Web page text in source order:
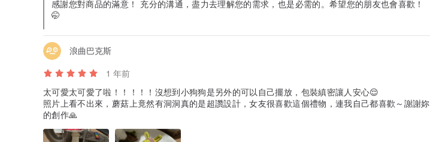
感謝您對商品的滿意！ 充分的溝通，盡力去理解您的需求，也是必需的。希望您的朋友也會喜歡！
🤭
浪曲巴克斯
1 年前
太可愛太可愛了啦！！！！！沒想到小狗狗是另外的可以自己擺放，包裝縝密讓人安心😌
照片上看不出來，蘑菇上竟然有洞洞真的是超讚設計，女友很喜歡這個禮物，連我自己都喜歡～謝謝妳
的創作🙏